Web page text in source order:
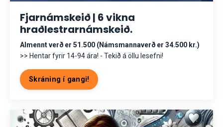
Fjarnámskeið | 6 vikna
hraðlestrarnámskeið.
Almennt verð er 51.500 (Námsmannaverð er 34.500 kr.)
>> Hentar fyrir 14-94 ára! - Tekið á öllu lesefni!
Skráning í gangi!